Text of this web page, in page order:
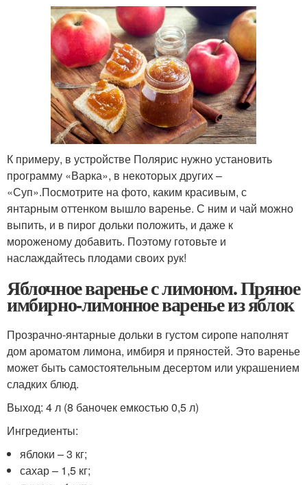
К примеру, в устройстве Полярис нужно установить
программу «Варка», в некоторых других –
«Суп».Посмотрите на фото, каким красивым, с
янтарным оттенком вышло варенье. С ним и чай можно
выпить, и в пирог дольки положить, и даже к
мороженому добавить. Поэтому готовьте и
наслаждайтесь плодами своих рук!
Яблочное варенье с лимоном. Пряное
имбирно-лимонное варенье из яблок
Прозрачно-янтарные дольки в густом сиропе наполнят
дом ароматом лимона, имбиря и пряностей. Это варенье
может быть самостоятельным десертом или украшением
сладких блюд.
Выход: 4 л (8 баночек емкостью 0,5 л)
Ингредиенты:
яблоки – 3 кг;
сахар – 1,5 кг;